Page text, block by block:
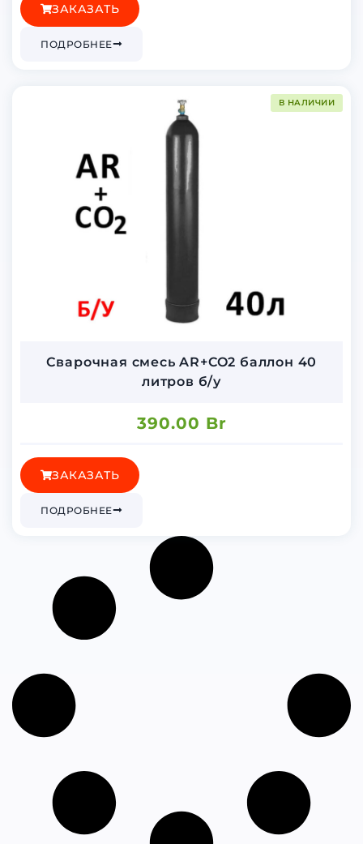
ЗАКАЗАТЬ
ПОДРОБНЕЕ
В НАЛИЧИИ
Сварочная смесь AR+CO2 баллон 40
литров б/у
390.00 Br
ЗАКАЗАТЬ
ПОДРОБНЕЕ